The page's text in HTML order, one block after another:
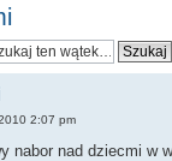
2:07 pm
nabor nad dziecmi w